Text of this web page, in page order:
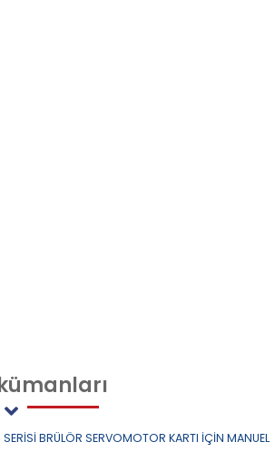
BRÜLÖR SERVOMOTOR KARTI İÇİN MANUEL